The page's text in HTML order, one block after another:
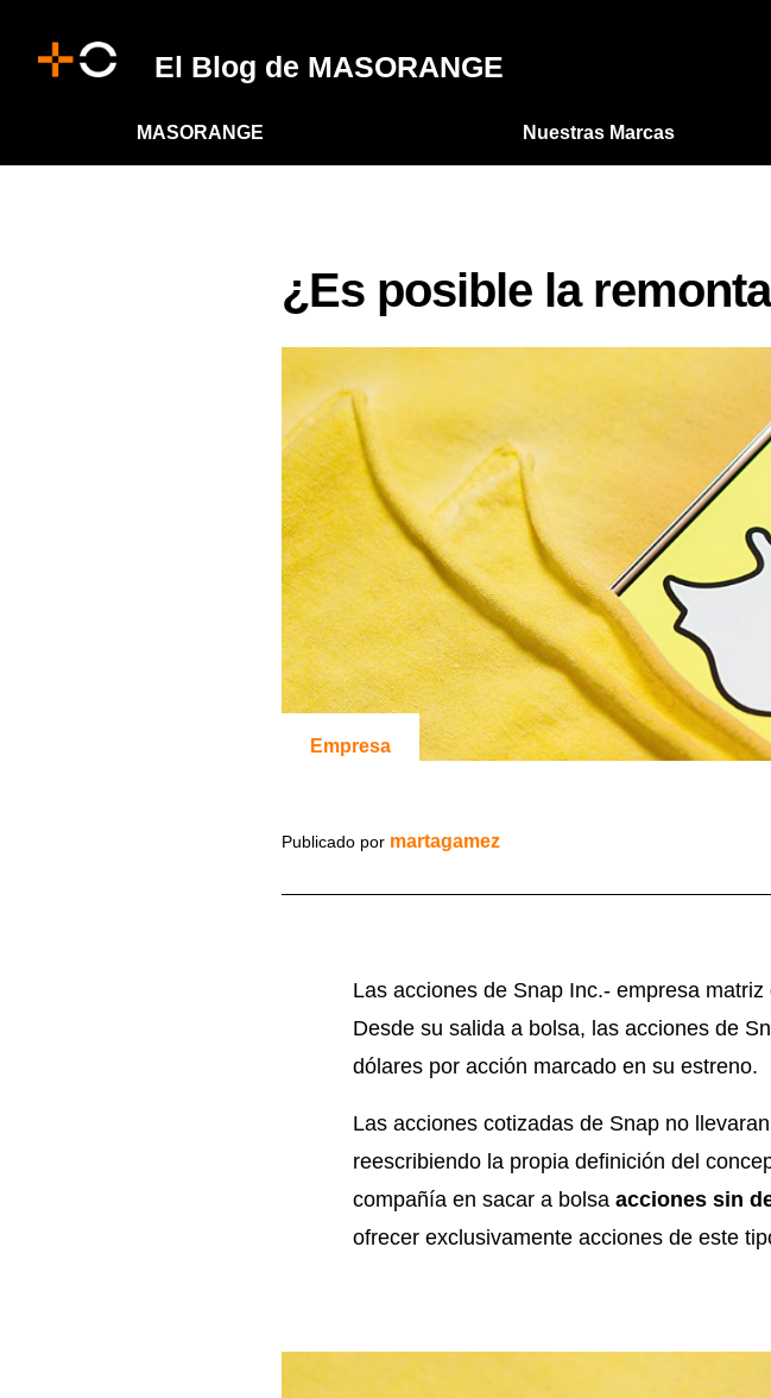
El Blog de MASORANGE
MASORANGE Nuestras Marcas
¿Es posible la
Empresa
Publicado por martagamez
Las acciones de Snap Inc.- empresa matriz
Desde su salida a bolsa, las acciones de
dólares por acción marcado en su estreno.
Las acciones cotizadas de Snap no
reescribiendo la propia definición del
compañía en sacar a bolsa acciones sin
ofrecer exclusivamente acciones de este